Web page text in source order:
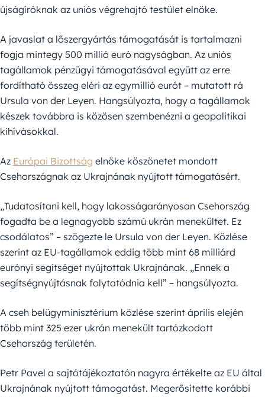
újságíróknak az uniós végrehajtó testület elnöke.
A javaslat a lőszergyártás támogatását is tartalmazni
fogja mintegy 500 millió euró nagyságban. Az uniós
tagállamok pénzügyi támogatásával együtt az erre
fordítható összeg eléri az egymillió eurót – mutatott rá
Ursula von der Leyen. Hangsúlyozta, hogy a tagállamok
készek továbbra is közösen szembenézni a geopolitikai
kihívásokkal.
Az Európai Bizottság elnöke köszönetet mondott
Csehországnak az Ukrajnának nyújtott támogatásért.
„Tudatosítani kell, hogy lakosságarányosan Csehország
fogadta be a legnagyobb számú ukrán menekültet. Ez
csodálatos” – szögezte le Ursula von der Leyen. Közlése
szerint az EU-tagállamok eddig több mint 68 milliárd
eurónyi segítséget nyújtottak Ukrajnának. „Ennek a
segítségnyújtásnak folytatódnia kell” – hangsúlyozta.
A cseh belügyminisztérium közlése szerint április elején
több mint 325 ezer ukrán menekült tartózkodott
Csehország területén.
Petr Pavel a sajtótájékoztatón nagyra értékelte az EU által
Ukrajnának nyújtott támogatást. Megerősítette korábbi